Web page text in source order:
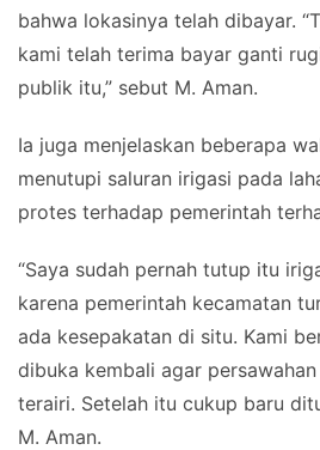
bahwa lokasinya telah dibayar.
kami telah terima bayar ganti
publik itu,” sebut M. Aman.
Ia juga menjelaskan beberapa
menutupi saluran irigasi pada
protes terhadap pemerintah
“Saya sudah pernah tutup itu
karena pemerintah kecamatan
ada kesepakatan di situ. Kami
dibuka kembali agar
terairi. Setelah itu cukup baru
M. Aman.